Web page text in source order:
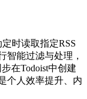
时读取指定RSS
智能过滤与处理，
在Todoist中创建
个人效率提升、内